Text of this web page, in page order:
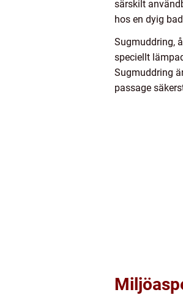
särskilt
hos en dyig
Sugmuddring,
speciellt
Sugmuddring
passage